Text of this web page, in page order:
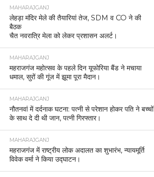
MAHARAJGANJ
लेहड़ा मंदिर मेले की तैयारियां तेज, SDM व CO ने की
बैठक
चैत नवरात्रि मेला को लेकर प्रशासन अलर्ट।
MAHARAJGANJ
महराजगंज महोत्सव के पहले दिन यूफोरिया बैंड ने मचाया
धमाल, सुरों की गूंज में झूमा पूरा मैदान।
MAHARAJGANJ
नौतनवां में दर्दनाक घटना: पत्नी से परेशान होकर पति ने बच्चों
के साथ दे दी थी जान, पत्नी गिरफ्तार।
MAHARAJGANJ
महराजगंज में राष्ट्रीय लोक अदालत का शुभारंभ, न्यायमूर्ति
विवेक वर्मा ने किया उद्घाटन।